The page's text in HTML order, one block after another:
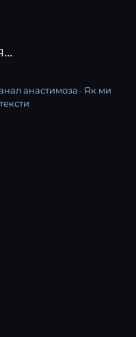
анастимоза · Як ми